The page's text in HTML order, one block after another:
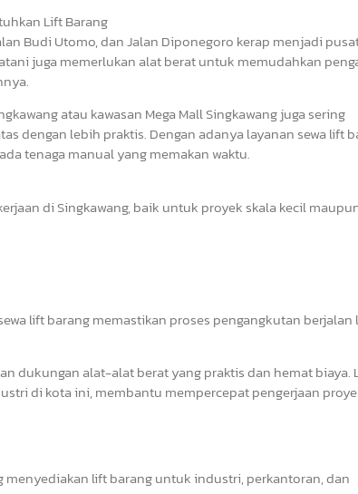
Lift Barang
Budi Utomo, dan Jalan Diponegoro kerap menjadi
juga memerlukan alat berat untuk memudahkan
atau kawasan Mega Mall Singkawang juga sering
dengan lebih praktis. Dengan adanya layanan sewa lift
tenaga manual yang memakan waktu.
di Singkawang, baik untuk proyek skala kecil
lift barang memastikan proses pengangkutan berjalan
dukungan alat-alat berat yang praktis dan hemat biaya.
di kota ini, membantu mempercepat pengerjaan
menyediakan lift barang untuk industri, perkantoran, dan